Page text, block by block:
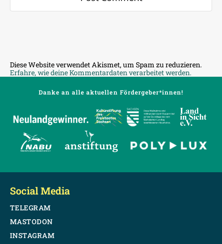
Diese Website verwendet Akismet, um Spam zu reduzieren.
Erfahre, wie deine Kommentardaten verarbeitet werden.
Danke an alle aktuellen Fördergeber*innen!
Social Media
TELEGRAM
MASTODON
INSTAGRAM